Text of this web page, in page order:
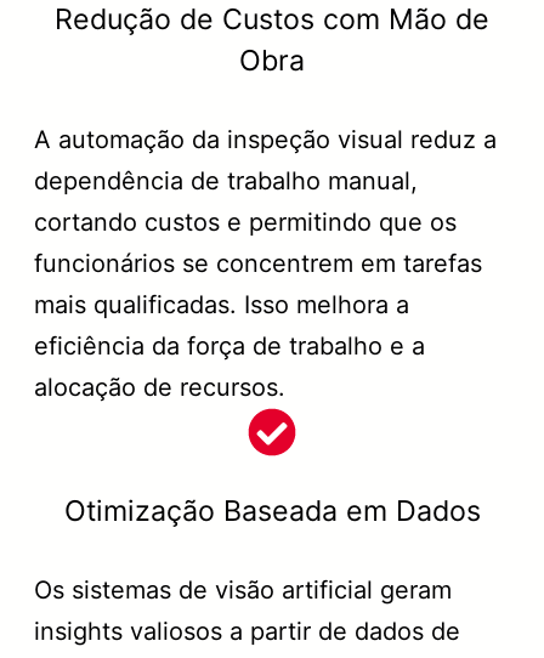
Redução de Custos com Mão de
Obra
A automação da inspeção visual reduz a
dependência de trabalho manual,
cortando custos e permitindo que os
funcionários se concentrem em tarefas
mais qualificadas. Isso melhora a
eficiência da força de trabalho e a
alocação de recursos.
Otimização Baseada em Dados
Os sistemas de visão artificial geram
insights valiosos a partir de dados de